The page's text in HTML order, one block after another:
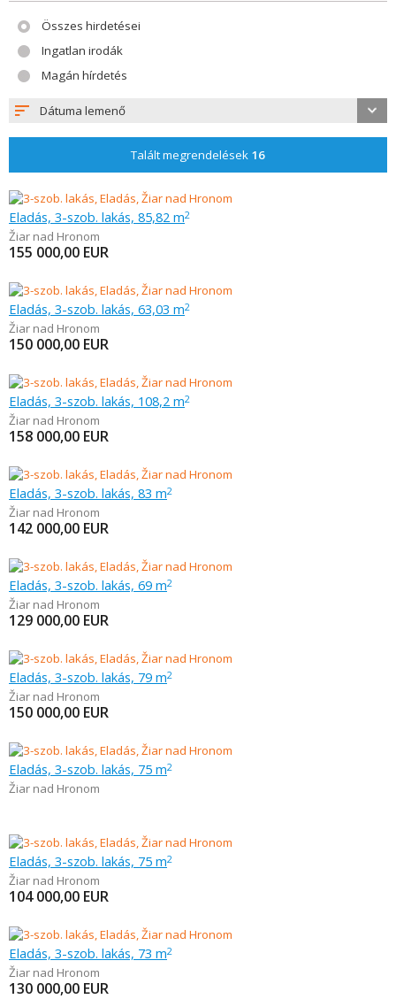
Összes hirdetései
Ingatlan irodák
Magán hírdetés
Dátuma lemenő
Talált megrendelések 16
Eladás, 3-szob. lakás, 85,82 m2
Žiar nad Hronom
155 000,00 EUR
Eladás, 3-szob. lakás, 63,03 m2
Žiar nad Hronom
150 000,00 EUR
Eladás, 3-szob. lakás, 108,2 m2
Žiar nad Hronom
158 000,00 EUR
Eladás, 3-szob. lakás, 83 m2
Žiar nad Hronom
142 000,00 EUR
Eladás, 3-szob. lakás, 69 m2
Žiar nad Hronom
129 000,00 EUR
Eladás, 3-szob. lakás, 79 m2
Žiar nad Hronom
150 000,00 EUR
Eladás, 3-szob. lakás, 75 m2
Žiar nad Hronom
Eladás, 3-szob. lakás, 75 m2
Žiar nad Hronom
104 000,00 EUR
Eladás, 3-szob. lakás, 73 m2
Žiar nad Hronom
130 000,00 EUR